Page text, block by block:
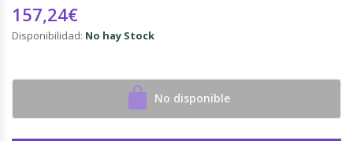
157,24€
Disponibilidad: No hay Stock
No disponible